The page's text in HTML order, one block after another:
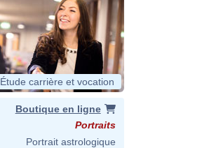
Étude carrière et vocation
Boutique en ligne
Portraits
Portrait astrologique